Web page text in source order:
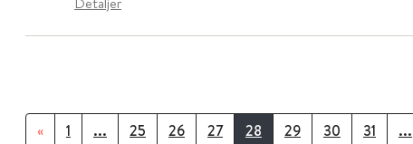
« 1 ... 25 26 27 28 29 30 31 ...